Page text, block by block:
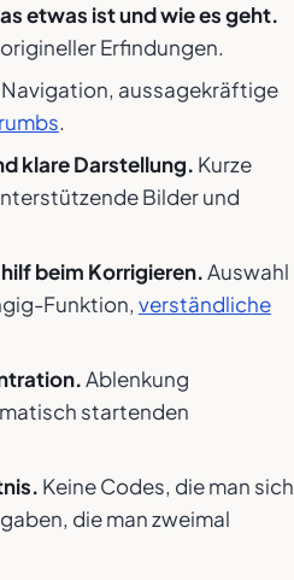
etwas ist und wie es geht.
Erfindungen.
Navigation, aussagekräftige
.
klare Darstellung. Kurze
Bilder und
beim Korrigieren.Auswahl
Funktion, verständliche
Ablenkung
startenden
Keine Codes, die man sich
die man zweimal